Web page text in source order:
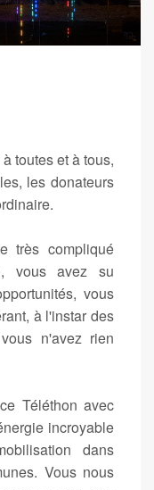
à toutes et à tous,
les donateurs
très compliqué
vous avez su
vous
à l'instar des
n'avez rien
Téléthon avec
incroyable
dans
Vous nous